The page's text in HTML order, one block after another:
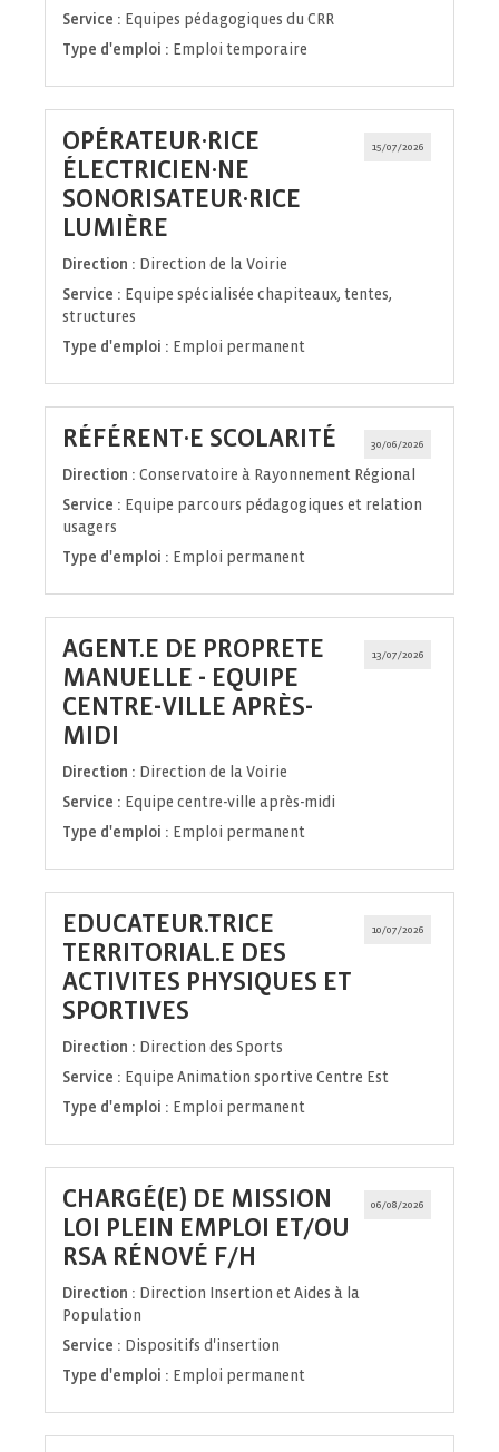
Service : Equipes pédagogiques du CRR
Type d'emploi : Emploi temporaire
15/07/2026
OPÉRATEUR·RICE
ÉLECTRICIEN·NE
SONORISATEUR·RICE
LUMIÈRE
fenêtre)
Direction : Direction de la Voirie
Service : Equipe spécialisée chapiteaux, tentes,
structures
Type d'emploi : Emploi permanent
30/06/2026
RÉFÉRENT·E SCOLARITÉ (Nouvelle
fenêtre)
Direction : Conservatoire à Rayonnement Régional
Service : Equipe parcours pédagogiques et relation
usagers
Type d'emploi : Emploi permanent
13/07/2026
AGENT.E DE PROPRETE
MANUELLE - EQUIPE
CENTRE-VILLE APRÈS-
MIDI
fenêtre)
Direction : Direction de la Voirie
Service : Equipe centre-ville après-midi
Type d'emploi : Emploi permanent
10/07/2026
EDUCATEUR.TRICE
TERRITORIAL.E DES
ACTIVITES PHYSIQUES ET
SPORTIVES
fenêtre)
Direction : Direction des Sports
Service : Equipe Animation sportive Centre Est
Type d'emploi : Emploi permanent
06/08/2026
CHARGÉ(E) DE MISSION
LOI PLEIN EMPLOI ET/OU
RSA RÉNOVÉ F/H
fenêtre)
Direction : Direction Insertion et Aides à la
Population
Service : Dispositifs d'insertion
Type d'emploi : Emploi permanent